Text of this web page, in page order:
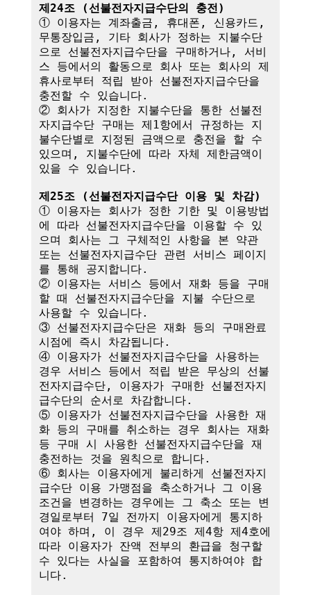
제24조 (선불전자지급수단의 충전)
① 이용자는 계좌출금, 휴대폰, 신용카드,
무통장입금, 기타 회사가 정하는 지불수단
으로 선불전자지급수단을 구매하거나, 서비
스 등에서의 활동으로 회사 또는 회사의 제
휴사로부터 적립 받아 선불전자지급수단을
충전할 수 있습니다.
② 회사가 지정한 지불수단을 통한 선불전
자지급수단 구매는 제1항에서 규정하는 지
불수단별로 지정된 금액으로 충전을 할 수
있으며, 지불수단에 따라 자체 제한금액이
있을 수 있습니다.
제25조 (선불전자지급수단 이용 및 차감)
① 이용자는 회사가 정한 기한 및 이용방법
에 따라 선불전자지급수단을 이용할 수 있
으며 회사는 그 구체적인 사항을 본 약관
또는 선불전자지급수단 관련 서비스 페이지
를 통해 공지합니다.
② 이용자는 서비스 등에서 재화 등을 구매
할 때 선불전자지급수단을 지불 수단으로
사용할 수 있습니다.
③ 선불전자지급수단은 재화 등의 구매완료
시점에 즉시 차감됩니다.
④ 이용자가 선불전자지급수단을 사용하는
경우 서비스 등에서 적립 받은 무상의 선불
전자지급수단, 이용자가 구매한 선불전자지
급수단의 순서로 차감합니다.
⑤ 이용자가 선불전자지급수단을 사용한 재
화 등의 구매를 취소하는 경우 회사는 재화
등 구매 시 사용한 선불전자지급수단을 재
충전하는 것을 원칙으로 합니다.
⑥ 회사는 이용자에게 불리하게 선불전자지
급수단 이용 가맹점을 축소하거나 그 이용
조건을 변경하는 경우에는 그 축소 또는 변
경일로부터 7일 전까지 이용자에게 통지하
여야 하며, 이 경우 제29조 제4항 제4호에
따라 이용자가 잔액 전부의 환급을 청구할
수 있다는 사실을 포함하여 통지하여야 합
니다.